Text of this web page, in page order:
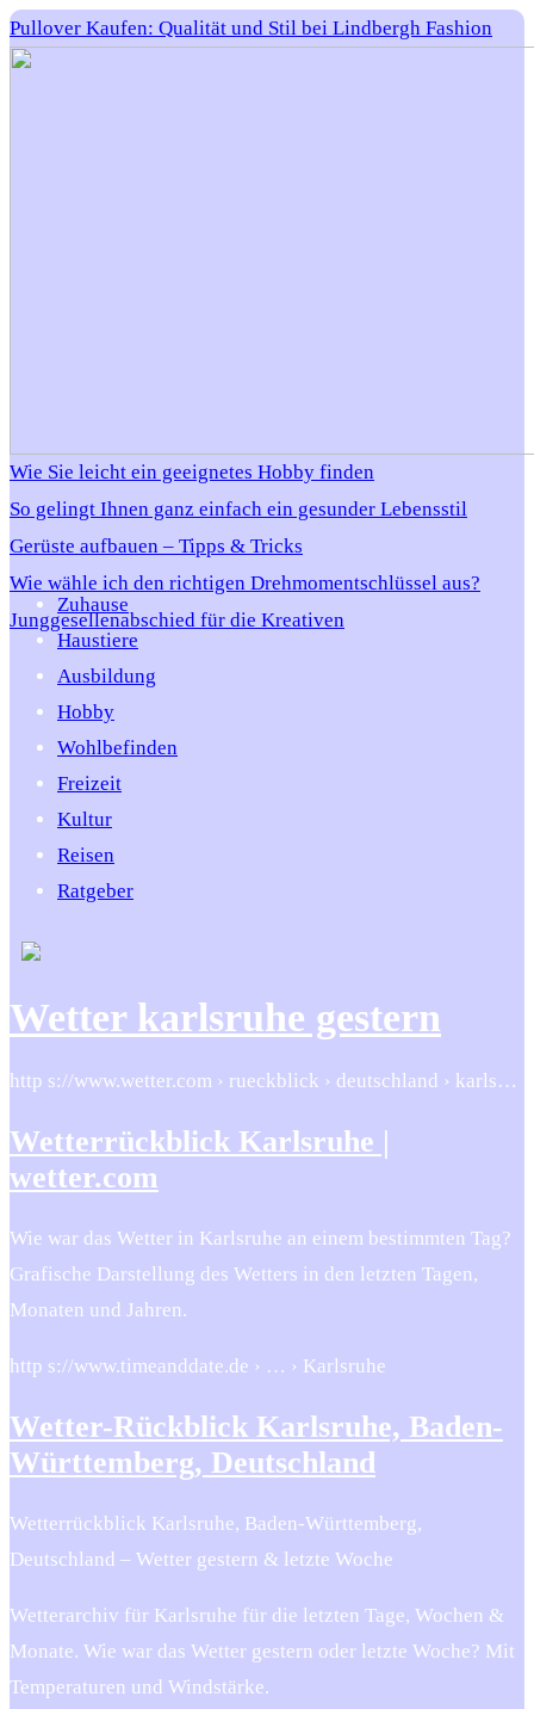
Pullover Kaufen: Qualität und Stil bei Lindbergh Fashion
Wie Sie leicht ein geeignetes Hobby finden
So gelingt Ihnen ganz einfach ein gesunder Lebensstil
Gerüste aufbauen – Tipps & Tricks
Wie wähle ich den richtigen Drehmomentschlüssel aus?
Junggesellenabschied für die Kreativen
Zuhause
Haustiere
Ausbildung
Hobby
Wohlbefinden
Freizeit
Kultur
Reisen
Ratgeber
Wetter karlsruhe gestern
http s://www.wetter.com › rueckblick › deutschland › karls…
Wetterrückblick Karlsruhe |
wetter.com
Wie war das Wetter in Karlsruhe an einem bestimmten Tag?
Grafische Darstellung des Wetters in den letzten Tagen,
Monaten und Jahren.
http s://www.timeanddate.de › … › Karlsruhe
Wetter-Rückblick Karlsruhe, Baden-
Württemberg, Deutschland
Wetterrückblick Karlsruhe, Baden-Württemberg,
Deutschland – Wetter gestern & letzte Woche
Wetterarchiv für Karlsruhe für die letzten Tage, Wochen &
Monate. Wie war das Wetter gestern oder letzte Woche? Mit
Temperaturen und Windstärke.